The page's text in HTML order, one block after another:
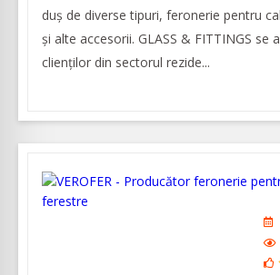
duș de diverse tipuri, feronerie pentru
și alte accesorii. GLASS & FITTINGS se
clienţilor din sectorul rezide...